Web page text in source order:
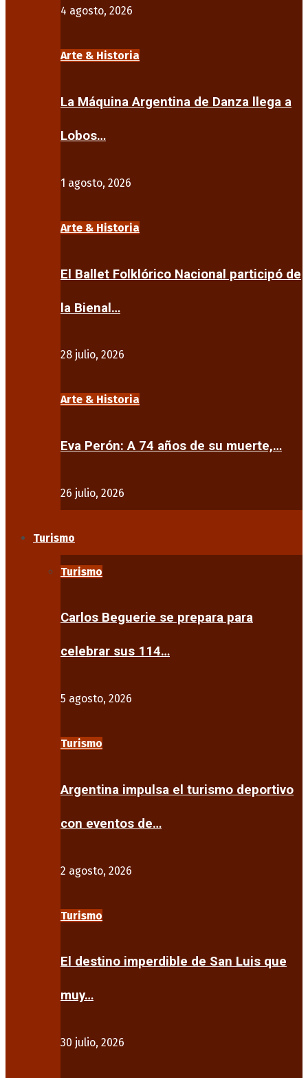
4 agosto, 2026
Arte & Historia
La Máquina Argentina de Danza llega a
Lobos…
1 agosto, 2026
Arte & Historia
El Ballet Folklórico Nacional participó de
la Bienal…
28 julio, 2026
Arte & Historia
Eva Perón: A 74 años de su muerte,…
26 julio, 2026
Turismo
Turismo
Carlos Beguerie se prepara para
celebrar sus 114…
5 agosto, 2026
Turismo
Argentina impulsa el turismo deportivo
con eventos de…
2 agosto, 2026
Turismo
El destino imperdible de San Luis que
muy…
30 julio, 2026